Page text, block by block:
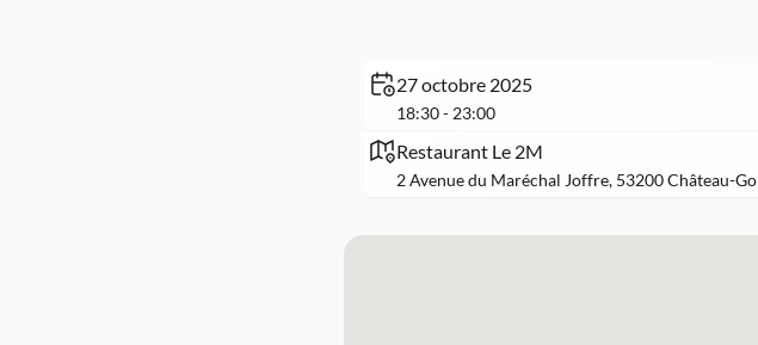
27 octobre 2025
18:30 - 23:00
Restaurant Le 2M
2 Avenue du Maréchal Joffre, 53200 Château-